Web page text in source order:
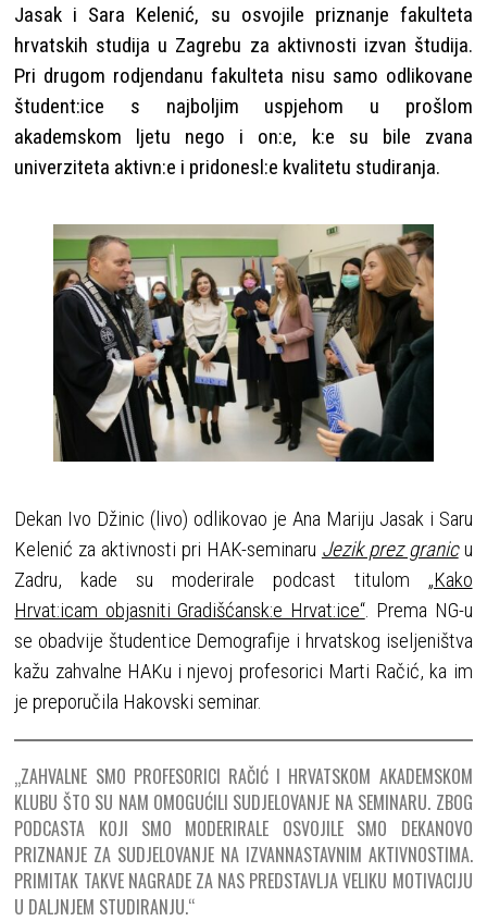
Jasak i Sara Kelenić, su osvojile priznanje fakulteta
hrvatskih studija u Zagrebu za aktivnosti izvan študija.
Pri drugom rodjendanu fakulteta nisu samo odlikovane
študent:ice s najboljim uspjehom u prošlom
akademskom ljetu nego i on:e, k:e su bile zvana
univerziteta aktivn:e i pridonesl:e kvalitetu studiranja.
Dekan Ivo Džinic (livo) odlikovao je Ana Mariju Jasak i Saru
Kelenić za aktivnosti pri HAK-seminaru Jezik prez granicu
Zadru, kade su moderirale podcast titulom „Kako
Hrvat:icam objasniti Gradišćansk:e Hrvat:ice“. Prema NG-u
se obadvije študentice Demografije i hrvatskog iseljeništva
kažu zahvalne HAKu i njevoj profesorici Marti Račić, ka im
je preporučila Hakovski seminar.
„ZAHVALNE SMO PROFESORICI RAČIĆ I HRVATSKOM AKADEMSKOM
KLUBU ŠTO SU NAM OMOGUĆILI SUDJELOVANJE NA SEMINARU. ZBOG
PODCASTA KOJI SMO MODERIRALE OSVOJILE SMO DEKANOVO
PRIZNANJE ZA SUDJELOVANJE NA IZVANNASTAVNIM AKTIVNOSTIMA.
PRIMITAK TAKVE NAGRADE ZA NAS PREDSTAVLJA VELIKU MOTIVACIJU
U DALJNJEM STUDIRANJU.“